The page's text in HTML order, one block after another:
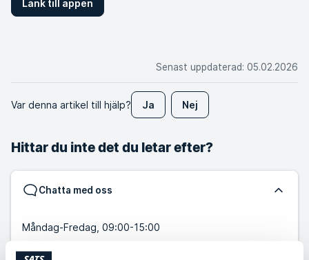
Länk till appen
Senast uppdaterad: 05.02.2026
Var denna artikel till hjälp? Ja Nej
Hittar du inte det du letar efter?
Chatta med oss
Måndag-Fredag, 09:00-15:00
Avvikande öppettider under perioden 1 juli - 14 augusti